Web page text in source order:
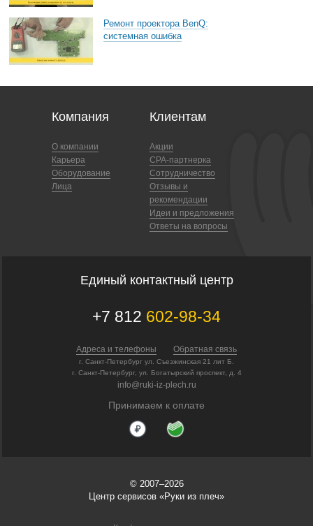
Ремонт проектора BenQ:
системная ошибка
Компания
О компании
Карьера
Оборудование
Лица
Клиентам
Акции
CPA-партнерка
Сотрудничество
Отзывы и
рекомендации
Идеи и предложения
Ответы на вопросы
Единый контактный центр
+7 812 602-98-34
Адреса и телефоны Обратная связь
г. Санкт-Петербург ул. Съезжинская 21 лит Б.
г. Санкт-Петербург, ул. Богатырский проспект, д. 4
info@ruki-iz-plech.ru
Принимаем к оплате
© 2007–2026
Центр сервисов «Руки из плеч»